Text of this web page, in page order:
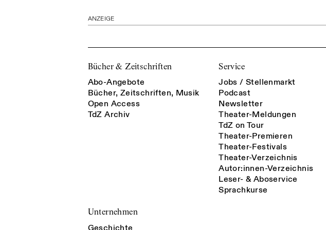
ANZEIGE
Bücher & Zeitschriften
Abo-Angebote
Bücher, Zeitschriften, Musik
Open Access
TdZ Archiv
Service
Jobs / Stellenmarkt
Podcast
Newsletter
Theater-Meldungen
TdZ on Tour
Theater-Premieren
Theater-Festivals
Theater-Verzeichnis
Autor:innen-Verzeichnis
Leser- & Aboservice
Sprachkurse
Unternehmen
Geschichte